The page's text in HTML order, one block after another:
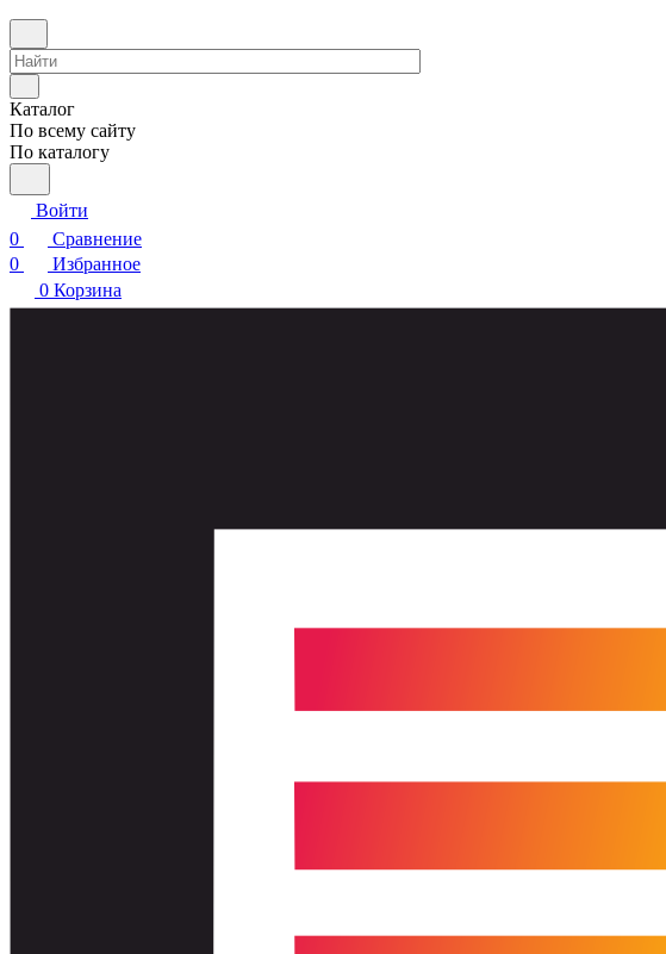
Каталог
По всему сайту
По каталогу
Войти
0
Сравнение
0
Избранное
0 Корзина